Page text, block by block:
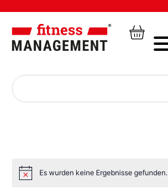
Es wurden keine Ergebnisse gefunden.